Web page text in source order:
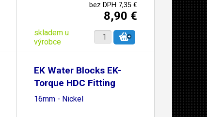
bez DPH 7,35 €
8,90 €
skladem u
výrobce
EK Water Blocks EK-
Torque HDC Fitting
16mm - Nickel